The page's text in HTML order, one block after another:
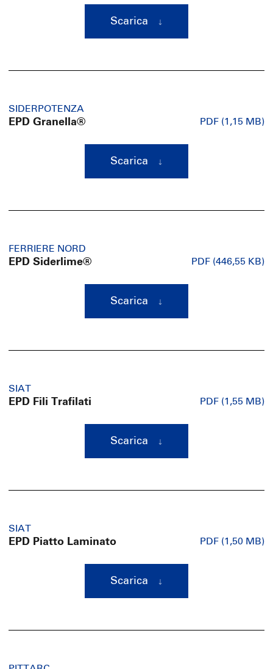
Scarica
SIDERPOTENZA
EPD Granella® PDF (1,15 MB)
Scarica
FERRIERE NORD
EPD Siderlime® PDF (446,55 KB)
Scarica
SIAT
EPD Fili Trafilati PDF (1,55 MB)
Scarica
SIAT
EPD Piatto Laminato PDF (1,50 MB)
Scarica